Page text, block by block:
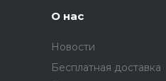
О нас
Новости
Бесплатная доставка